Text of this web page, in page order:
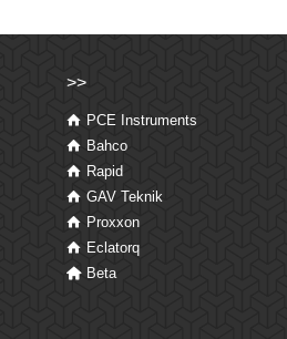
>>
PCE Instruments
Bahco
Rapid
GAV Teknik
Proxxon
Eclatorq
Beta